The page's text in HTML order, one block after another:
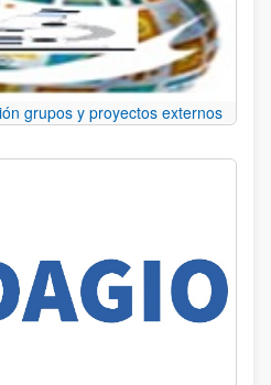
grupos y proyectos externos